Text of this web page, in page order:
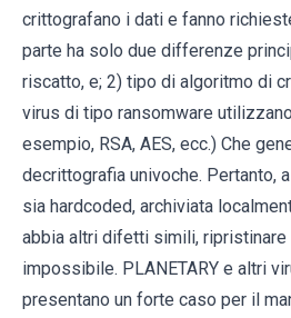
crittografano i dati e fanno
parte ha solo due differenze
riscatto, e; 2) tipo di algoritmo di
virus di tipo ransomware
esempio, RSA, AES, ecc.) Che
decrittografia univoche. Pertanto,
sia hardcoded, archiviata
abbia altri difetti simili, ripristinare
impossibile. PLANETARY e altri
presentano un forte caso per il